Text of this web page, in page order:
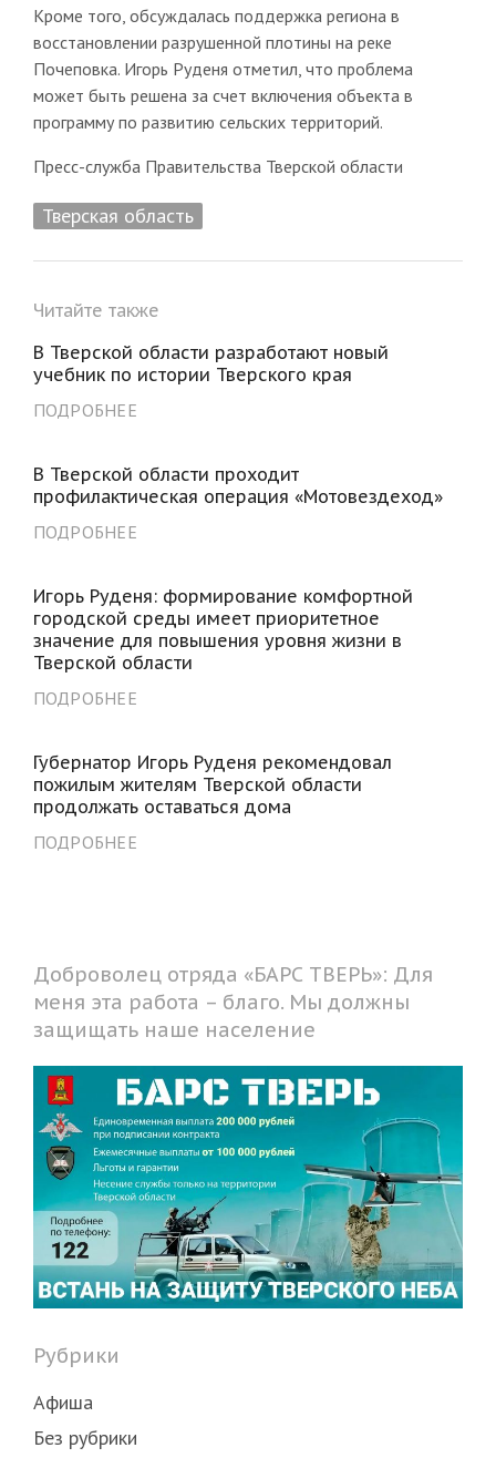
Кроме того, обсуждалась поддержка региона в
восстановлении разрушенной плотины на реке
Почеповка. Игорь Руденя отметил, что проблема
может быть решена за счет включения объекта в
программу по развитию сельских территорий.
Пресс-служба Правительства Тверской области
Тверская область
Читайте также
В Тверской области разработают новый
учебник по истории Тверского края
ПОДРОБНЕЕ
В Тверской области проходит
профилактическая операция «Мотовездеход»
ПОДРОБНЕЕ
Игорь Руденя: формирование комфортной
городской среды имеет приоритетное
значение для повышения уровня жизни в
Тверской области
ПОДРОБНЕЕ
Губернатор Игорь Руденя рекомендовал
пожилым жителям Тверской области
продолжать оставаться дома
ПОДРОБНЕЕ
Доброволец отряда «БАРС ТВЕРЬ»: Для
меня эта работа – благо. Мы должны
защищать наше население
Рубрики
Афиша
Без рубрики